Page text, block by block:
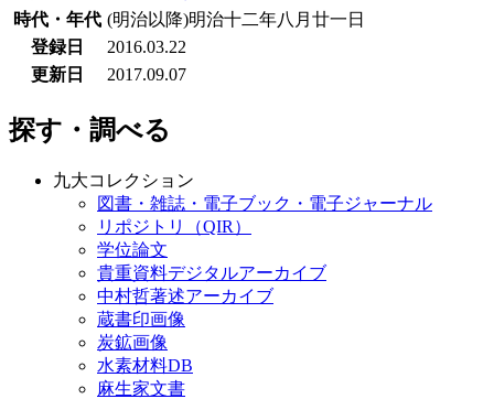
時代・年代 (明治以降)明治十二年八月廿一日
登録日
2016.03.22
更新日
2017.09.07
探す・調べる
九大コレクション
図書・雑誌・電子ブック・電子ジャーナル
リポジトリ（QIR）
学位論文
貴重資料デジタルアーカイブ
中村哲著述アーカイブ
蔵書印画像
炭鉱画像
水素材料DB
麻生家文書